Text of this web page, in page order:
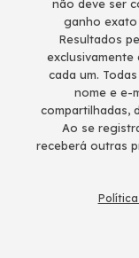
não deve ser
ganho
Resultados
cada um.
nome e e-
compartilhadas,
Ao se
receberá outras